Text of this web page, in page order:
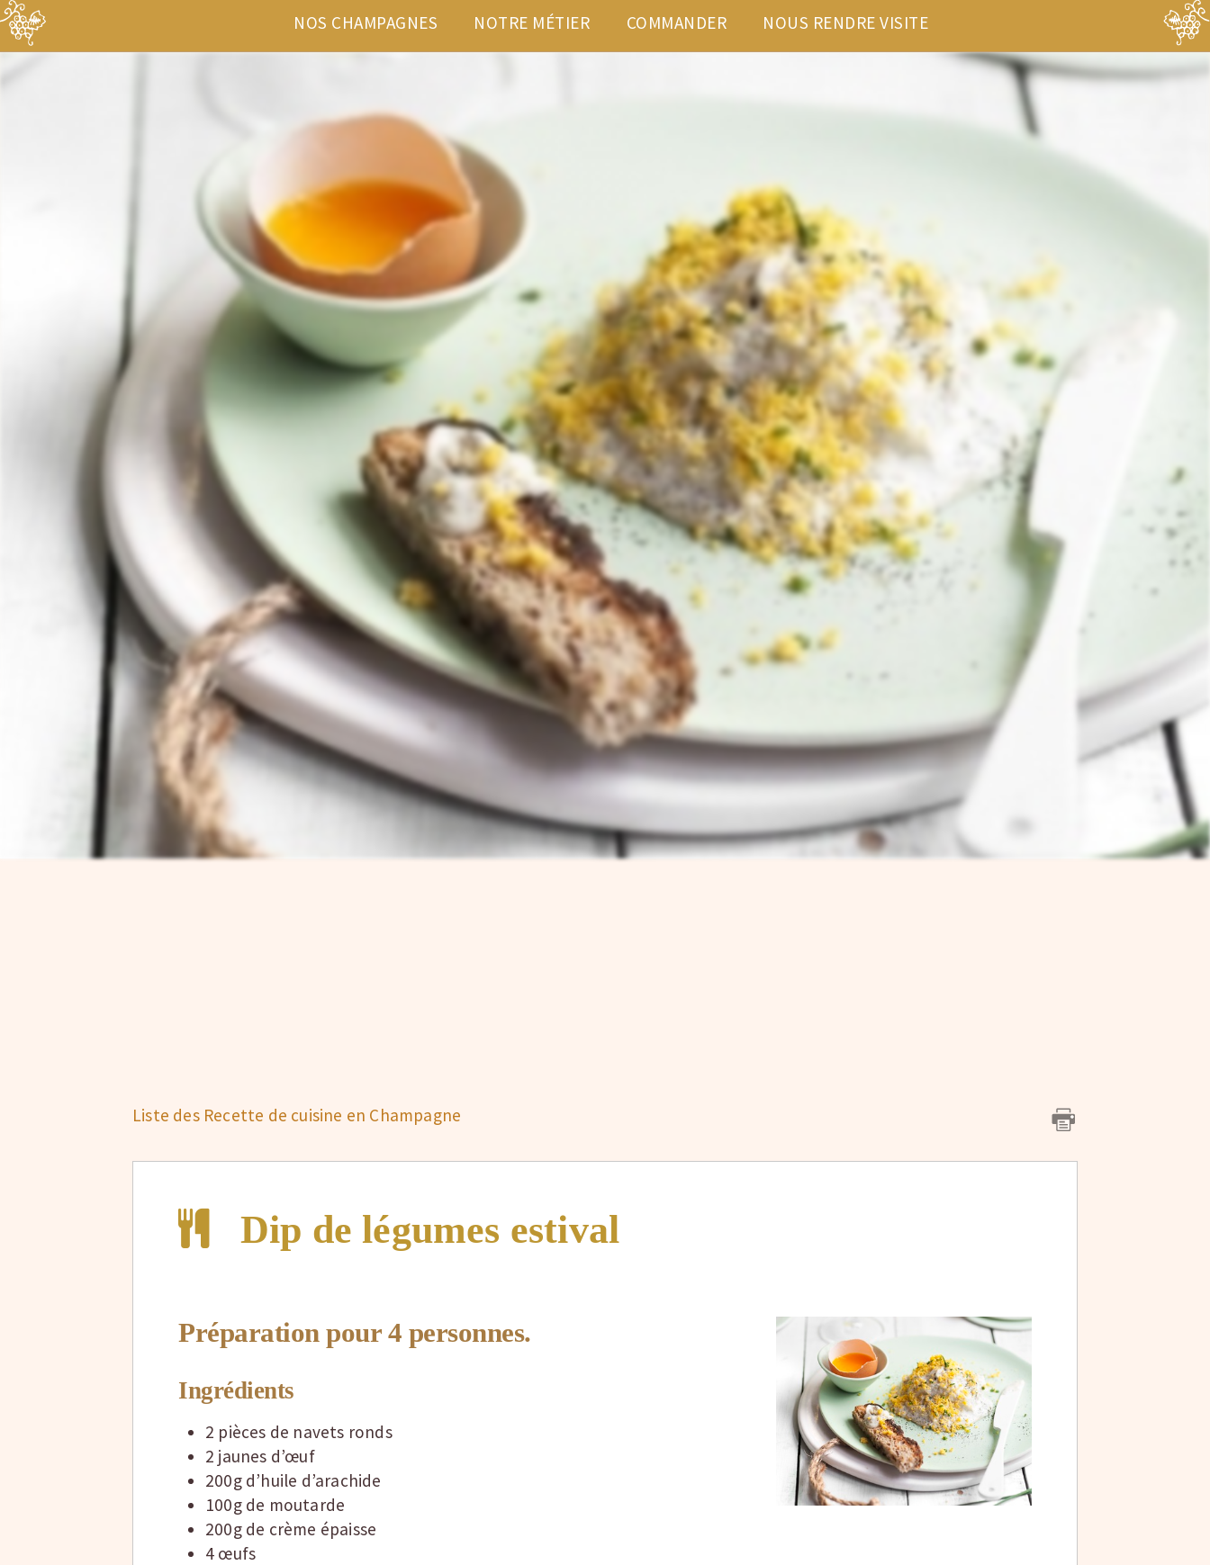
NOS CHAMPAGNES NOTRE MÉTIER COMMANDER NOUS RENDRE VISITE
Liste des Recette de cuisine en Champagne
Dip de légumes estival
Préparation pour 4 personnes.
Ingrédients
2 pièces de navets ronds
2 jaunes d’œuf
200g d’huile d’arachide
100g de moutarde
200g de crème épaisse
4 œufs